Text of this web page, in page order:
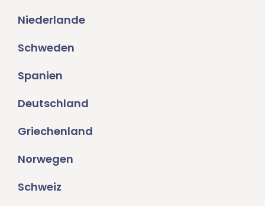
Niederlande
Schweden
Spanien
Deutschland
Griechenland
Norwegen
Schweiz